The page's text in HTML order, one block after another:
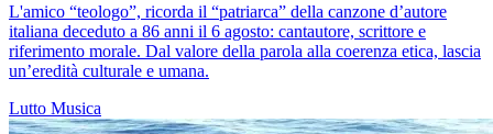
L'amico “teologo”, ricorda il “patriarca” della canzone d’autore
italiana deceduto a 86 anni il 6 agosto: cantautore, scrittore e
riferimento morale. Dal valore della parola alla coerenza etica, lascia
un’eredità culturale e umana.
Lutto Musica